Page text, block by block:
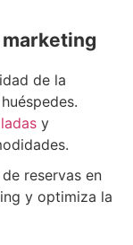
de la
y
reservas en
y optimiza la